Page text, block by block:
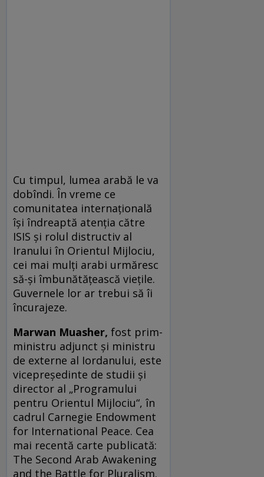
Cu timpul, lumea arabă le va
dobîndi. În vreme ce
comunitatea internațională
își îndreaptă atenția către
ISIS și rolul distructiv al
Iranului în Orientul Mijlociu,
cei mai mulți arabi urmăresc
să-și îmbunătățească viețile.
Guvernele lor ar trebui să îi
încurajeze.
Marwan Muasher, fost prim-
ministru adjunct și ministru
de externe al Iordanului, este
vicepreședinte de studii și
director al „Programului
pentru Orientul Mijlociu“, în
cadrul Carnegie Endowment
for International Peace. Cea
mai recentă carte publicată:
The Second Arab Awakening
and the Battle for Pluralism.